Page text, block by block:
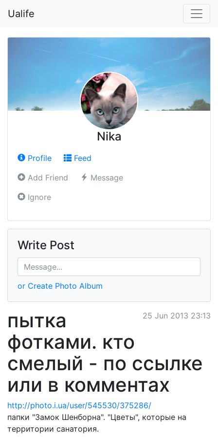
Ualife
Nika
Profile
Feed
Add Friend
Message
Ignore
Write Post
or Create Photo Album
25 Jun 2013 23:13
пытка
фотками. кто
смелый - по ссылке
или в комментах
http://photo.i.ua/user/545530/375286/
папки "Замок Шенборна". "Цветы", которые на
территории санатория.